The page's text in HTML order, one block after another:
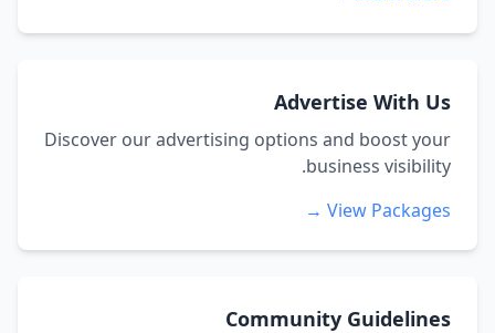
Advertise With Us
Discover our advertising options and boost your
business visibility.
View Packages →
Community Guidelines